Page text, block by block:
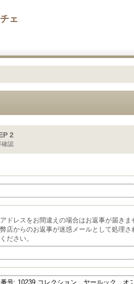
ェ
2
確認
ドレスをお間違えの場合はお返事が届きま
店からのお返事が迷惑メールとして処理
ださい。